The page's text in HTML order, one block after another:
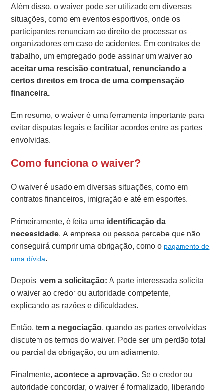
Além disso, o waiver pode ser utilizado em diversas
situações, como em eventos esportivos, onde os
participantes renunciam ao direito de processar os
organizadores em caso de acidentes. Em contratos de
trabalho, um empregado pode assinar um waiver ao
aceitar uma rescisão contratual, renunciando a
certos direitos em troca de uma compensação
financeira.
Em resumo, o waiver é uma ferramenta importante para
evitar disputas legais e facilitar acordos entre as partes
envolvidas.
Como funciona o waiver?
O waiver é usado em diversas situações, como em
contratos financeiros, imigração e até em esportes.
Primeiramente, é feita uma identificação da
necessidade. A empresa ou pessoa percebe que não
conseguirá cumprir uma obrigação, como o pagamento de
uma dívida.
Depois,vem a solicitação: A parte interessada solicita
o waiver ao credor ou autoridade competente,
explicando as razões e dificuldades.
Então,tem a negociação, quando as partes envolvidas
discutem os termos do waiver. Pode ser um perdão total
ou parcial da obrigação, ou um adiamento.
Finalmente,acontece a aprovação. Se o credor ou
autoridade concordar, o waiver é formalizado, liberando